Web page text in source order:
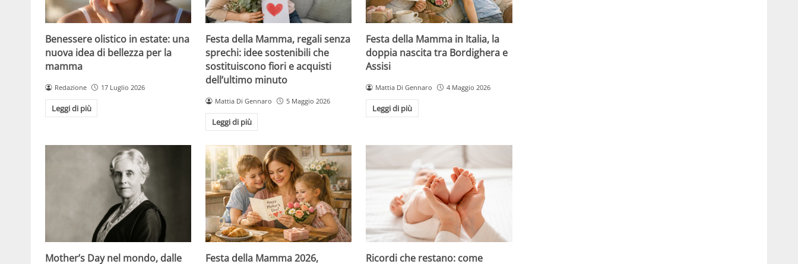
Benessere olistico in estate: una
nuova idea di bellezza per la
mamma
Redazione 17 Luglio 2026
Leggi di più
Festa della Mamma, regali senza
sprechi: idee sostenibili che
sostituiscono fiori e acquisti
dell’ultimo minuto
Mattia Di Gennaro 5 Maggio 2026
Leggi di più
Festa della Mamma in Italia, la
doppia nascita tra Bordighera e
Assisi
Mattia Di Gennaro 4 Maggio 2026
Leggi di più
Mother’s Day nel mondo, dalle Festa della Mamma 2026, Ricordi che restano: come